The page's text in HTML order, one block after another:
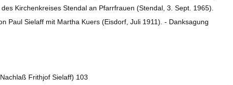
Kirchenkreises Stendal an Pfarrfrauen (Stendal, 3. Sept. 1965).
Paul Sielaff mit Martha Kuers (Eisdorf, Juli 1911). - Danksagung
Frithjof Sielaff) 103